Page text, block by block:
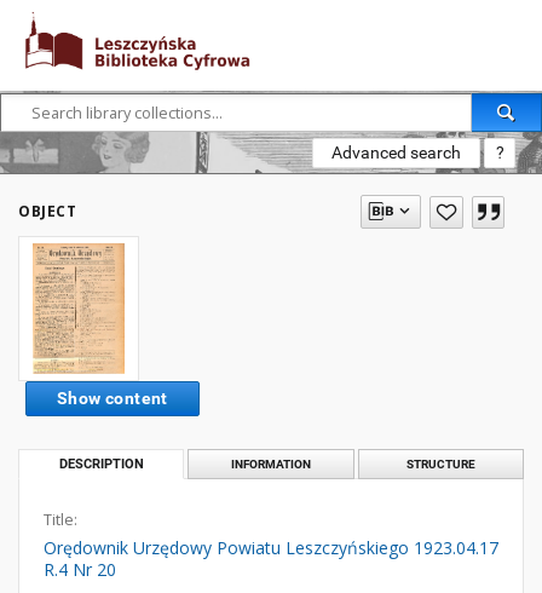
Advanced search ?
OBJECT
Show content
DESCRIPTION INFORMATION STRUCTURE
Title:
Orędownik Urzędowy Powiatu Leszczyńskiego 1923.04.17
R.4 Nr 20